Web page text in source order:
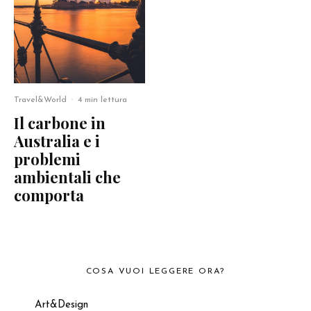
Travel&World · 4 min lettura
Il carbone in
Australia e i
problemi
ambientali che
comporta
COSA VUOI LEGGERE ORA?
Art&Design